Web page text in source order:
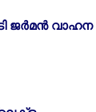
ജര്‍മന്‍ വാഹന